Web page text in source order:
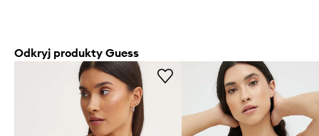
Odkryj produkty Guess